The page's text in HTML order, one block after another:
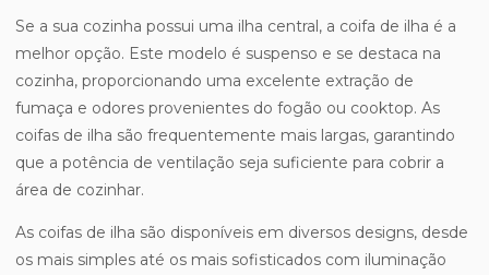
Se a sua cozinha possui uma ilha central, a coifa de ilha é a
melhor opção. Este modelo é suspenso e se destaca na
cozinha, proporcionando uma excelente extração de
fumaça e odores provenientes do fogão ou cooktop. As
coifas de ilha são frequentemente mais largas, garantindo
que a potência de ventilação seja suficiente para cobrir a
área de cozinhar.
As coifas de ilha são disponíveis em diversos designs, desde
os mais simples até os mais sofisticados com iluminação